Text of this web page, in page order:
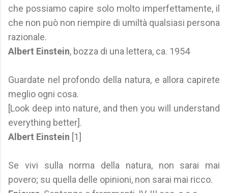
che possiamo capire solo molto imperfettamente, il
che non può non riempire di umiltà qualsiasi persona
razionale.
Albert Einstein, bozza di una lettera, ca. 1954
Guardate nel profondo della natura, e allora capirete
meglio ogni cosa.
[Look deep into nature, and then you will understand
everything better].
Albert Einstein [1]
Se vivi sulla norma della natura, non sarai mai
povero; su quella delle opinioni, non sarai mai ricco.